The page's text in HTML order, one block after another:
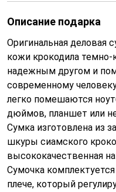
Описание подарка
Оригинальная деловая
кожи крокодила темно-
надежным другом и
современному
легко помешаются
дюймов, планшет или
Сумка изготовлена из
шкуры сиамского
высококачественная
Сумочка
плече, который